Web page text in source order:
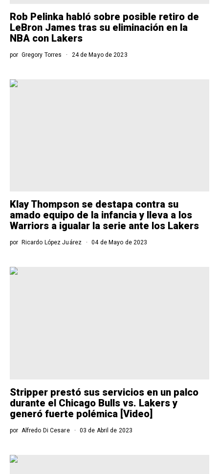
Rob Pelinka habló sobre posible retiro de
LeBron James tras su eliminación en la
NBA con Lakers
por Gregory Torres 24 de Mayo de 2023
Klay Thompson se destapa contra su
amado equipo de la infancia y lleva a los
Warriors a igualar la serie ante los Lakers
por Ricardo López Juárez 04 de Mayo de 2023
Stripper prestó sus servicios en un palco
durante el Chicago Bulls vs. Lakers y
generó fuerte polémica [Video]
por Alfredo Di Cesare 03 de Abril de 2023